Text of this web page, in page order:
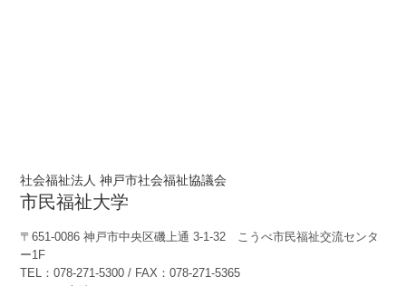
社会福祉法人 神戸市社会福祉協議会
市民福祉大学
〒651-0086 神戸市中央区磯上通 3-1-32 こうべ市民福祉交流センタ
ー1F
TEL：078-271-5300 / FAX：078-271-5365